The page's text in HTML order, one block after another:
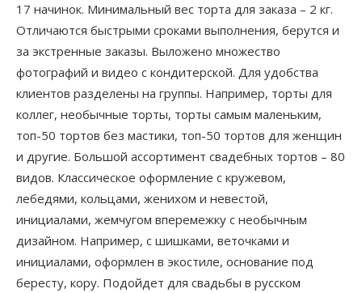
17 начинок. Минимальный вес торта для заказа – 2 кг.
Отличаются быстрыми сроками выполнения, берутся и
за экстренные заказы. Выложено множество
фотографий и видео с кондитерской. Для удобства
клиентов разделены на группы. Например, торты для
коллег, необычные торты, торты самым маленьким,
топ-50 тортов без мастики, топ-50 тортов для женщин
и другие. Большой ассортимент свадебных тортов – 80
видов. Классическое оформление с кружевом,
лебедями, кольцами, женихом и невестой,
инициалами, жемчугом вперемежку с необычным
дизайном. Например, с шишками, веточками и
инициалами, оформлен в экостиле, основание под
бересту, кору. Подойдет для свадьбы в русском